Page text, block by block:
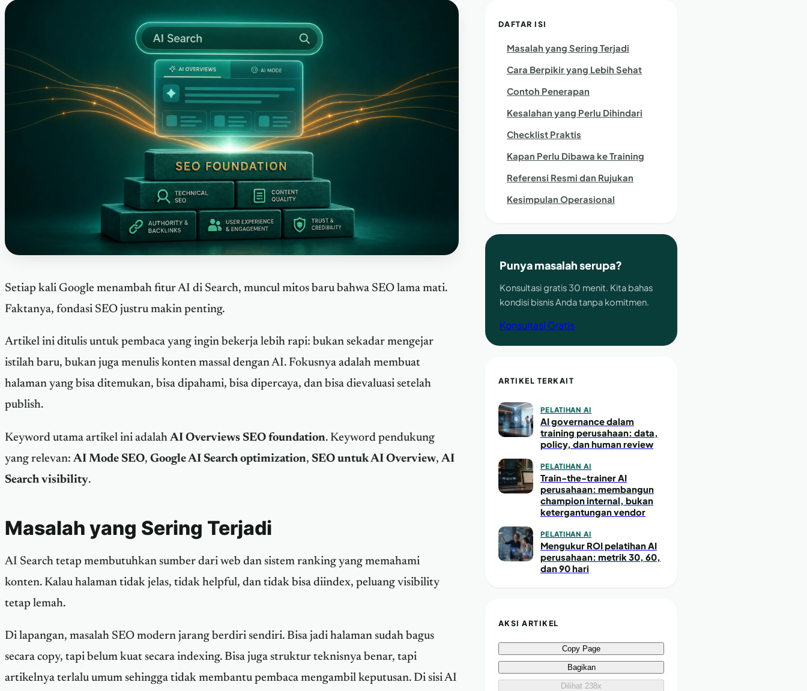
Setiap kali Google menambah fitur AI di Search, muncul mitos baru bahwa SEO lama mati.
Faktanya, fondasi SEO justru makin penting.
Artikel ini ditulis untuk pembaca yang ingin bekerja lebih rapi: bukan sekadar mengejar
istilah baru, bukan juga menulis konten massal dengan AI. Fokusnya adalah membuat
halaman yang bisa ditemukan, bisa dipahami, bisa dipercaya, dan bisa dievaluasi setelah
publish.
Keyword utama artikel ini adalahAI Overviews SEO foundation. Keyword pendukung
yang relevan:AI Mode SEO, Google AI Search optimization, SEO untuk AI Overview,AI
Search visibility.
Masalah yang Sering Terjadi
AI Search tetap membutuhkan sumber dari web dan sistem ranking yang memahami
konten. Kalau halaman tidak jelas, tidak helpful, dan tidak bisa diindex, peluang visibility
tetap lemah.
Di lapangan, masalah SEO modern jarang berdiri sendiri. Bisa jadi halaman sudah bagus
secara copy, tapi belum kuat secara indexing. Bisa juga struktur teknisnya benar, tapi
artikelnya terlalu umum sehingga tidak membantu pembaca mengambil keputusan. Di sisi AI
DAFTAR ISI
Masalah yang Sering Terjadi
Cara Berpikir yang Lebih Sehat
Contoh Penerapan
Kesalahan yang Perlu Dihindari
Checklist Praktis
Kapan Perlu Dibawa ke Training
Referensi Resmi dan Rujukan
Kesimpulan Operasional
Punya masalah serupa?
Konsultasi gratis 30 menit. Kita bahas
kondisi bisnis Anda tanpa komitmen.
Konsultasi Gratis
ARTIKEL TERKAIT
PELATIHAN AI
AI governance dalam
training perusahaan: data,
policy, dan human review
PELATIHAN AI
Train-the-trainer AI
perusahaan: membangun
champion internal, bukan
ketergantungan vendor
PELATIHAN AI
Mengukur ROI pelatihan AI
perusahaan: metrik 30, 60,
dan 90 hari
AKSI ARTIKEL
Copy Page
Bagikan
Dilihat 238x